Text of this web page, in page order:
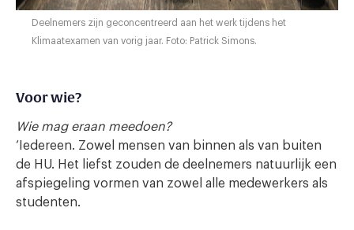
Deelnemers zijn geconcentreerd aan het werk tijdens het
Klimaatexamen van vorig jaar. Foto: Patrick Simons.
Voor wie?
Wie mag eraan meedoen?
‘Iedereen. Zowel mensen van binnen als van buiten
de HU. Het liefst zouden de deelnemers natuurlijk een
afspiegeling vormen van zowel alle medewerkers als
studenten.